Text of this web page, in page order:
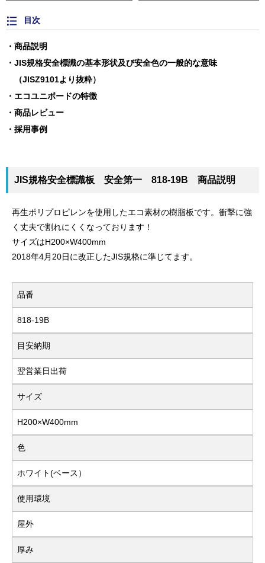
目次
商品説明
JIS規格安全標識の基本形状及び安全色の一般的な意味
（JISZ9101より抜粋）
エコユニボードの特徴
商品レビュー
採用事例
JIS規格安全標識板 安全第一 818-19B 商品説明
再生ポリプロピレンを使用したエコ素材の樹脂板です。衝撃に強
く丈夫で割れにくくなっております！
サイズはH200×W400mm
2018年4月20日に改正したJIS規格に準じてます。
品番
818-19B
目安納期
翌営業日出荷
サイズ
H200×W400mm
色
ホワイト(ベース）
使用環境
屋外
厚み